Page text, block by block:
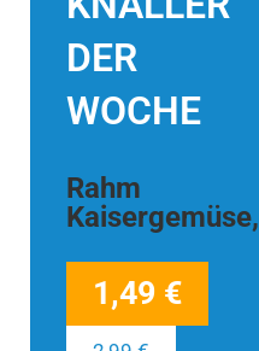
DER
WOCHE
Rahm
Kaisergemüse,
1,49 €